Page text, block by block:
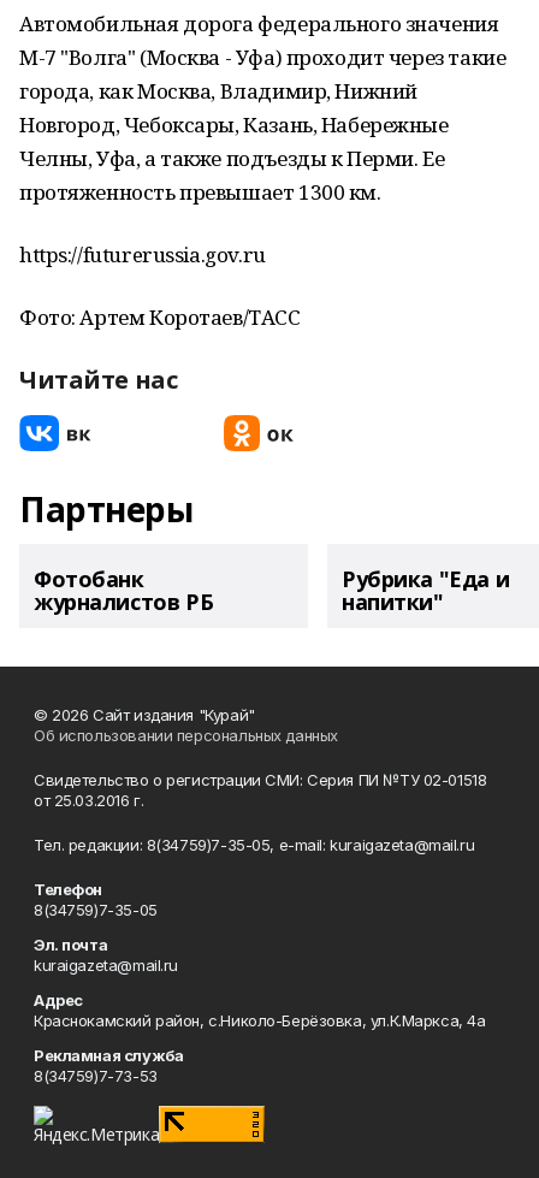
Автомобильная дорога федерального значения
М-7 "Волга" (Москва - Уфа) проходит через такие
города, как Москва, Владимир, Нижний
Новгород, Чебоксары, Казань, Набережные
Челны, Уфа, а также подъезды к Перми. Ее
протяженность превышает 1300 км.
https://futurerussia.gov.ru
Фото: Артем Коротаев/ТАСС
Читайте нас
Партнеры
Фотобанк
журналистов РБ
Рубрика "Еда и
напитки"
© 2026 Сайт издания "Курай"
Об использовании персональных данных
Свидетельство о регистрации СМИ: Серия ПИ №ТУ 02-01518
от 25.03.2016 г.
Тел. редакции: 8(34759)7-35-05, e-mail: kuraigazeta@mail.ru
Телефон
8(34759)7-35-05
Эл. почта
kuraigazeta@mail.ru
Адрес
Краснокамский район, с.Николо-Берёзовка, ул.К.Маркса, 4а
Рекламная служба
8(34759)7-73-53